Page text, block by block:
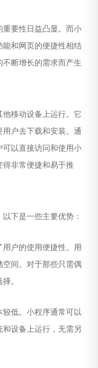
重要性日益凸显。而小
和网页的便捷性相结
断增长的需求而产生
移动设备上运行。它
户去下载和安装。通
以直接访问和使用小
非常便捷和易于推
下是一些主要优势：
户的使用便捷性。用
空间。对于那些只需偶
。
低。小程序通常可以
设备上运行，无需另